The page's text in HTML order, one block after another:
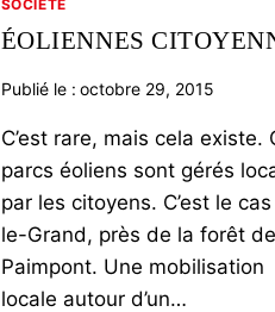
SOCIÉTÉ
ÉOLIENNES
Publié le : octobre 29, 2015
C’est rare, mais cela existe.
parcs éoliens sont gérés
par les citoyens. C’est le
le-Grand, près de la forêt de
Paimpont. Une mobilisation
locale autour d’un…